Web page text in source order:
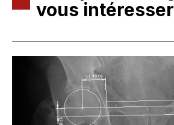
vous intéresser